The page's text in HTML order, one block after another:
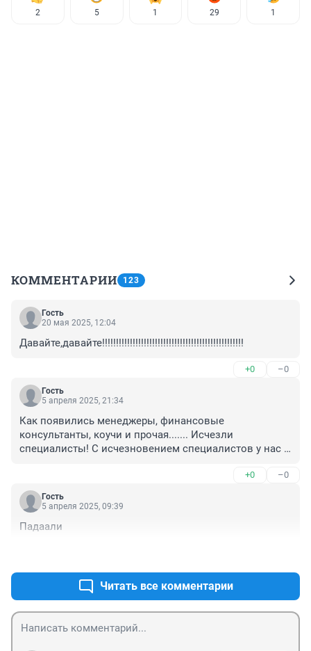
2 5 1 29 1
КОММЕНТАРИИ 123
Гость
20 мая 2025, 12:04
Давайте,давайте!!!!!!!!!!!!!!!!!!!!!!!!!!!!!!!!!!!!!!!!!!!!!!!!!!!
+0 –0
Гость
5 апреля 2025, 21:34
Как появились менеджеры, финансовые
консультанты, коучи и прочая....... Исчезли
специалисты! С исчезновением специалистов у нас
+0 –0
Гость
5 апреля 2025, 09:39
Падаали
Читать все комментарии